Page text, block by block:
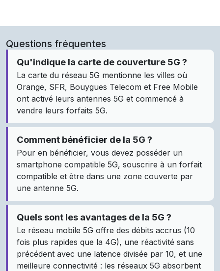
Questions fréquentes
Qu'indique la carte de couverture 5G ?
La carte du réseau 5G mentionne les villes où
Orange, SFR, Bouygues Telecom et Free Mobile
ont activé leurs antennes 5G et commencé à
vendre leurs forfaits 5G.
Comment bénéficier de la 5G ?
Pour en bénéficier, vous devez posséder un
smartphone compatible 5G, souscrire à un forfait
compatible et être dans une zone couverte par
une antenne 5G.
Quels sont les avantages de la 5G ?
Le réseau mobile 5G offre des débits accrus (10
fois plus rapides que la 4G), une réactivité sans
précédent avec une latence divisée par 10, et une
meilleure connectivité : les réseaux 5G absorbent